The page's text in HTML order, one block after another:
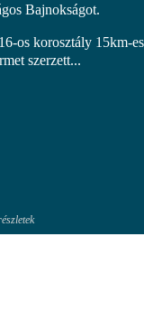
Bajnokságot.
os korosztály 15km-es
szerzett...